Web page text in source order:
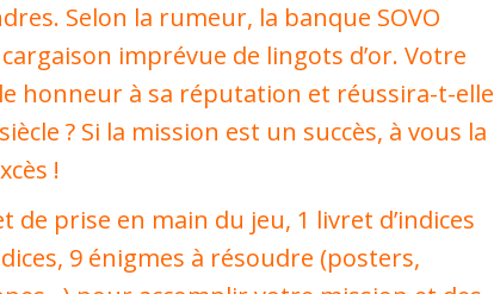
Selon la rumeur, la banque SOVO
imprévue de lingots d’or. Votre
honneur à sa réputation et réussira-t-elle
? Si la mission est un succès, à vous la
!
de prise en main du jeu, 1 livret d’indices
9 énigmes à résoudre (posters,